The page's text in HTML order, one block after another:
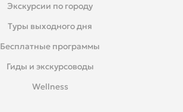
Экскурсии по городу
Туры выходного дня
Бесплатные программы
Гиды и экскурсоводы
Wellness